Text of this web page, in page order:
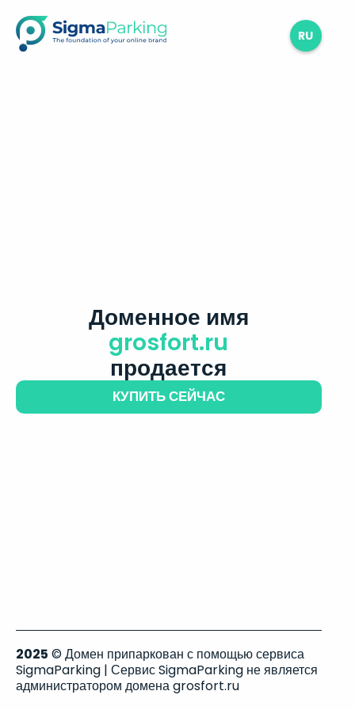
RU
Доменное имя
grosfort.ru
продается
КУПИТЬ СЕЙЧАС
2025 © Домен припаркован с помощью сервиса
SigmaParking | Сервис SigmaParking не является
администратором домена grosfort.ru